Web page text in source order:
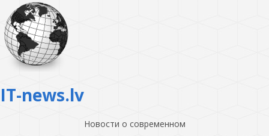
IT-news.lv
Новости о современном